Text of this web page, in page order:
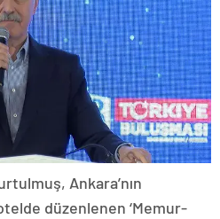
Ankara’nın
düzenlenen ‘Memur-